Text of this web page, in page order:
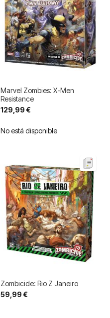
Marvel Zombies: X-Men
Resistance
129,99 €
No está disponible
Zombicide: Rio Z Janeiro
59,99 €